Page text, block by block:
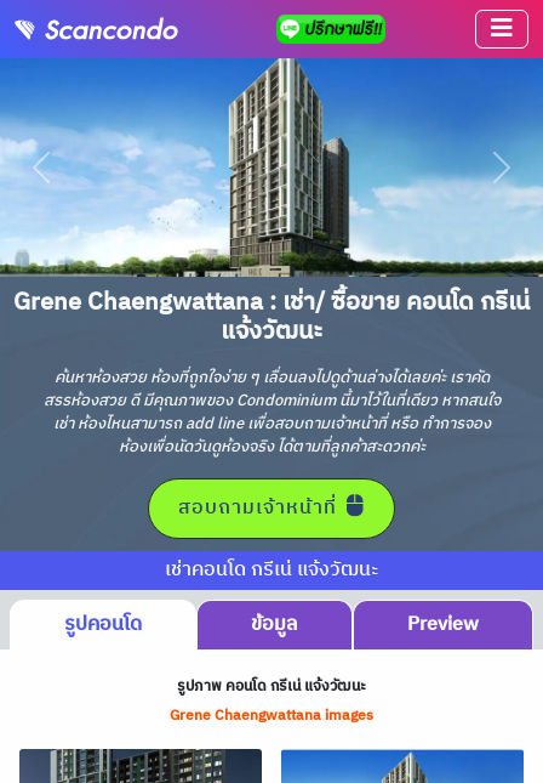
Grene Chaengwattana : เช่า/ ซื้อขาย คอนโด กรีเน่
แจ้งวัฒนะ
ค้นหาห้องสวย ห้องที่ถูกใจง่าย ๆ เลื่อนลงไปดูด้านล่างได้เลยค่ะ เราคัด
สรรห้องสวย ดี มีคุณภาพของ Condominium นี้มาไว้ในที่เดียว หากสนใจ
เช่า ห้องไหนสามารถ add line เพื่อสอบถามเจ้าหน้าที่ หรือ ทำการจอง
ห้องเพื่อนัดวันดูห้องจริง ได้ตามที่ลูกค้าสะดวกค่ะ
สอบถามเจ้าหน้าที่
เช่าคอนโด กรีเน่ แจ้งวัฒนะ
รูปคอนโด
ข้อมูล Preview
รูปภาพ คอนโด กรีเน่ แจ้งวัฒนะ
Grene Chaengwattana images